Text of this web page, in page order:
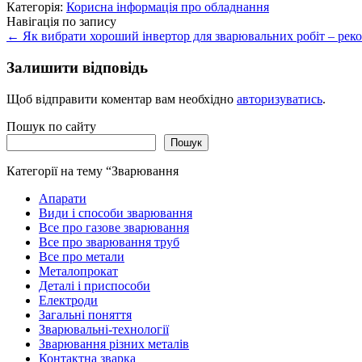
Категорія: Корисна інформація про обладнання
Навігація по запису
← Як вибрати хороший інвертор для зварювальних робіт –
Залишити відповідь
Щоб відправити коментар вам необхідно авторизуватись.
Пошук по сайту
Пошук
Категорії на тему “Зварювання
Апарати
Види і способи зварювання
Все про газове зварювання
Все про зварювання труб
Все про метали
Металопрокат
Деталі і приспособи
Електроди
Загальні поняття
Зварювальні-технології
Зварювання різних металів
Контактна зварка